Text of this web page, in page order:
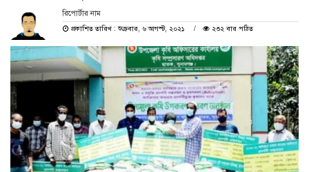
রিপোর্টার নাম
প্রকাশিত তারিখ : শুক্রবার, ৬ আগস্ট, ২০২১
২৩২ বার পঠিত